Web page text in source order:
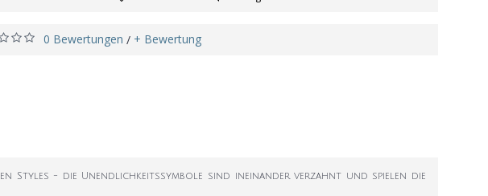
0 Bewertungen / + Bewertung
Styles - die Unendlichkeitssymbole sind ineinander verzahnt und spielen die